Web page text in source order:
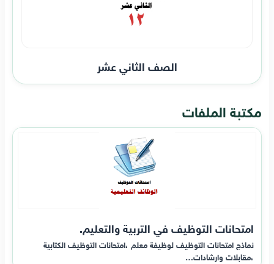
الصف الثاني عشر
مكتبة الملفات
امتحانات التوظيف في التربية والتعليم.
نماذج امتحانات التوظيف لوظيفة معلم ،امتحانات التوظيف الكتابية
،مقابلات وارشادات…